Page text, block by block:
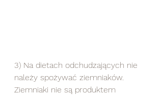
3) Na dietach odchudzających nie
należy spożywać ziemniaków.
Ziemniaki nie są produktem